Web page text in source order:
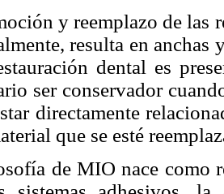
y reemplazo de las
resulta en
dental es
ser conservador
directamente
que se esté
de MIO nace como